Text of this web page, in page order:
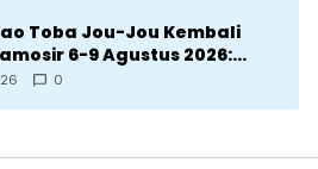
Toba Jou-Jou Kembali
6-9 Agustus 2026:
Kemeriahan dan Raih
0